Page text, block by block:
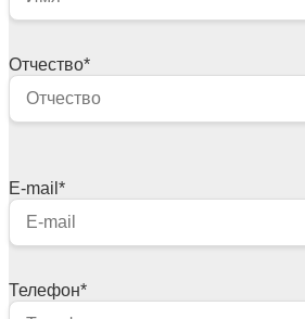
Отчество*
E-mail *
Телефон*